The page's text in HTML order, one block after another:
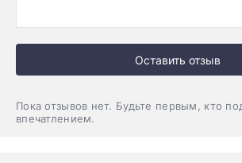
Оставить отзыв
Пока отзывов нет. Будьте первым, кто
впечатлением.